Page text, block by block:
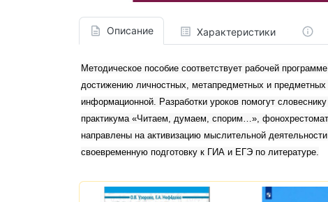
Описание Характеристики
Методическое пособие соответствует рабочей
достижению личностных, метапредметных и предметных
информационной. Разработки уроков помогут
практикума «Читаем, думаем, спорим…»,
направлены на активизацию мыслительной
своевременную подготовку к ГИА и ЕГЭ по литературе.